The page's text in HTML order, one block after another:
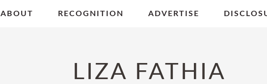
ABOUT RECOGNITION ADVERTISE
LIZA FATHIA